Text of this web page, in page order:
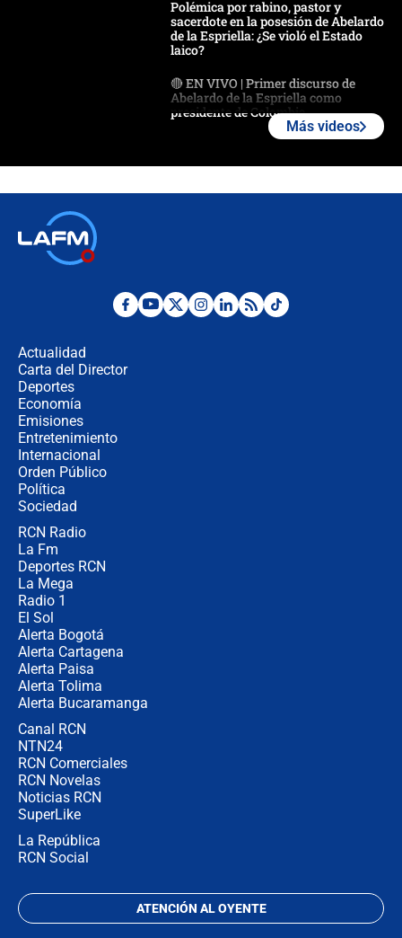
Polémica por rabino, pastor y
sacerdote en la posesión de Abelardo
de la Espriella: ¿Se violó el Estado
laico?
🔴 EN VIVO | Primer discurso de
Abelardo de la Espriella como
presidente de Colombia
Desde dermatitis hasta infecciones:
Más videos
Actualidad
Carta del Director
Deportes
Economía
Emisiones
Entretenimiento
Internacional
Orden Público
Política
Sociedad
RCN Radio
La Fm
Deportes RCN
La Mega
Radio 1
El Sol
Alerta Bogotá
Alerta Cartagena
Alerta Paisa
Alerta Tolima
Alerta Bucaramanga
Canal RCN
NTN24
RCN Comerciales
RCN Novelas
Noticias RCN
SuperLike
La República
RCN Social
ATENCIÓN AL OYENTE